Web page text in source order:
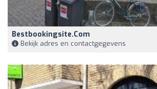
Bestbookingsite.com
Bekijk adres en contactgegevens